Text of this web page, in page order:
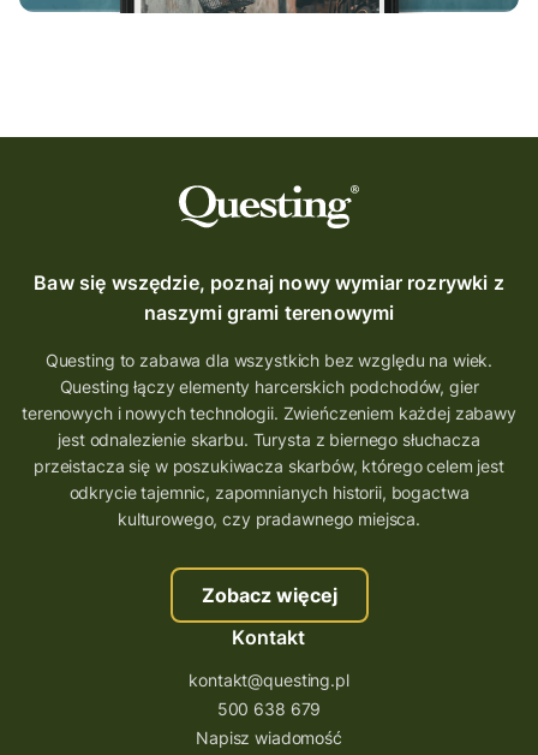
Baw się wszędzie, poznaj nowy wymiar rozrywki z
naszymi grami terenowymi
Questing to zabawa dla wszystkich bez względu na wiek.
Questing łączy elementy harcerskich podchodów, gier
terenowych i nowych technologii. Zwieńczeniem każdej zabawy
jest odnalezienie skarbu. Turysta z biernego słuchacza
przeistacza się w poszukiwacza skarbów, którego celem jest
odkrycie tajemnic, zapomnianych historii, bogactwa
kulturowego, czy pradawnego miejsca.
Zobacz więcej
Kontakt
kontakt@questing.pl
500 638 679
Napisz wiadomość